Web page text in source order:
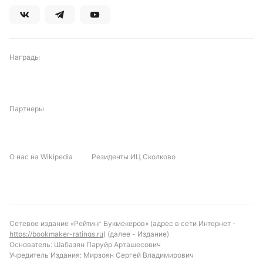
Награды
Партнеры
О нас на Wikipedia Резиденты ИЦ Сколково
Сетевое издание «Рейтинг Букмекеров» (адрес в сети Интернет -
https://bookmaker-ratings.ru) (далее - Издание)
Основатель: Шабазян Паруйр Арташесович
Учредитель Издания: Мирзоян Сергей Владимирович